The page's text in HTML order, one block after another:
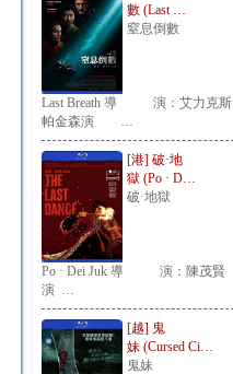
數 (Last …
窒息倒數
Last Breath 導 演：艾力克斯
帕金森演 …
[港] 破·地
獄 (Po · D…
破·地獄
Po · Dei Juk 導 演：陳茂賢
演 …
[越] 鬼
妹 (Cursed Ci…
鬼妹